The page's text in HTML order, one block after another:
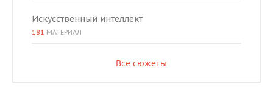
Искусственный интеллект
181 МАТЕРИАЛ
Все сюжеты